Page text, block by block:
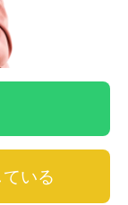
いる